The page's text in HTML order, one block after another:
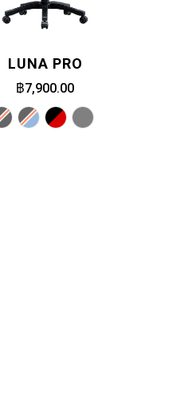
LUNA PRO
฿7,900.00